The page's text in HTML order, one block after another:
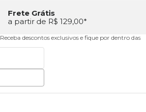
Frete Grátis
a partir de R$ 129,00*
Receba descontos exclusivos e fique por dentro das